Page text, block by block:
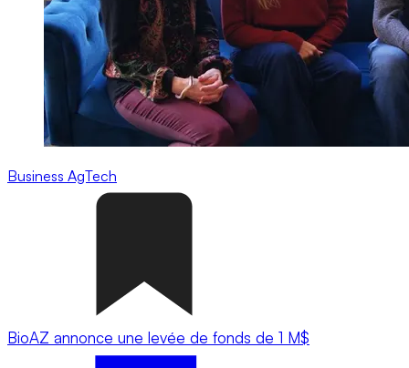
Business AgTech
BioAZ annonce une levée de fonds de 1 M$